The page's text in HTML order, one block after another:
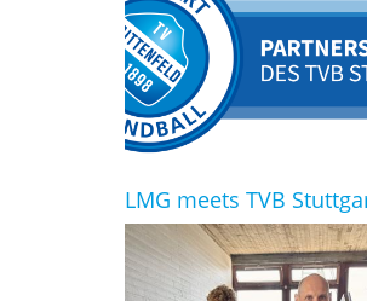
LMG meets TVB